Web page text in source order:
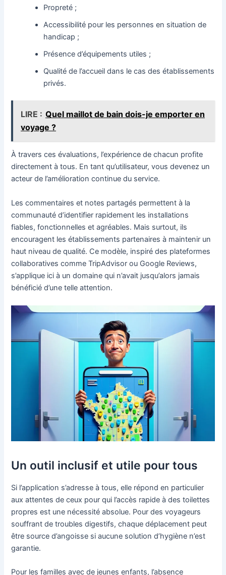
Propreté ;
Accessibilité pour les personnes en situation de
handicap ;
Présence d’équipements utiles ;
Qualité de l’accueil dans le cas des établissements
privés.
LIRE : Quel maillot de bain dois-je emporter en
voyage ?
À travers ces évaluations, l’expérience de chacun profite
directement à tous. En tant qu’utilisateur, vous devenez un
acteur de l’amélioration continue du service.
Les commentaires et notes partagés permettent à la
communauté d’identifier rapidement les installations
fiables, fonctionnelles et agréables. Mais surtout, ils
encouragent les établissements partenaires à maintenir un
haut niveau de qualité. Ce modèle, inspiré des plateformes
collaboratives comme TripAdvisor ou Google Reviews,
s’applique ici à un domaine qui n’avait jusqu’alors jamais
bénéficié d’une telle attention.
Un outil inclusif et utile pour tous
Si l’application s’adresse à tous, elle répond en particulier
aux attentes de ceux pour qui l’accès rapide à des toilettes
propres est une nécessité absolue. Pour des voyageurs
souffrant de troubles digestifs, chaque déplacement peut
être source d’angoisse si aucune solution d’hygiène n’est
garantie.
Pour les familles avec de jeunes enfants, l’absence